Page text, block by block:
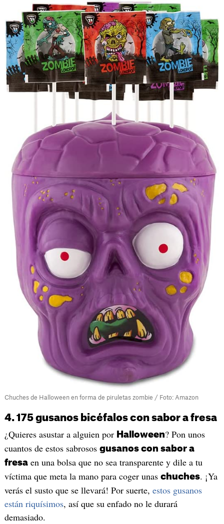
Chuches de Halloween en forma de piruletas zombie / Foto: Amazon
4. 175 gusanos bicéfalos con sabor a fresa
¿Quieres asustar a alguien por Halloween? Pon unos
cuantos de estos sabrosos gusanos con sabor a
fresaen una bolsa que no sea transparente y dile a tu
víctima que meta la mano para coger unas chuches. ¡Ya
verás el susto que se llevará! Por suerte, estos gusanos
están riquísimos, así que su enfado no le durará
demasiado.